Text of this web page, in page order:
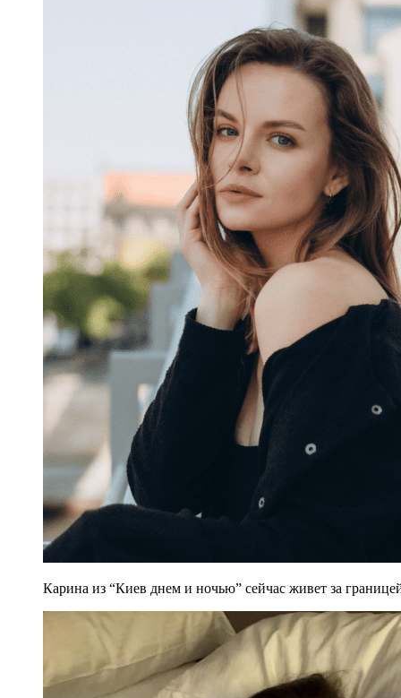
Карина из “Киев днем и ночью” сейчас живет за